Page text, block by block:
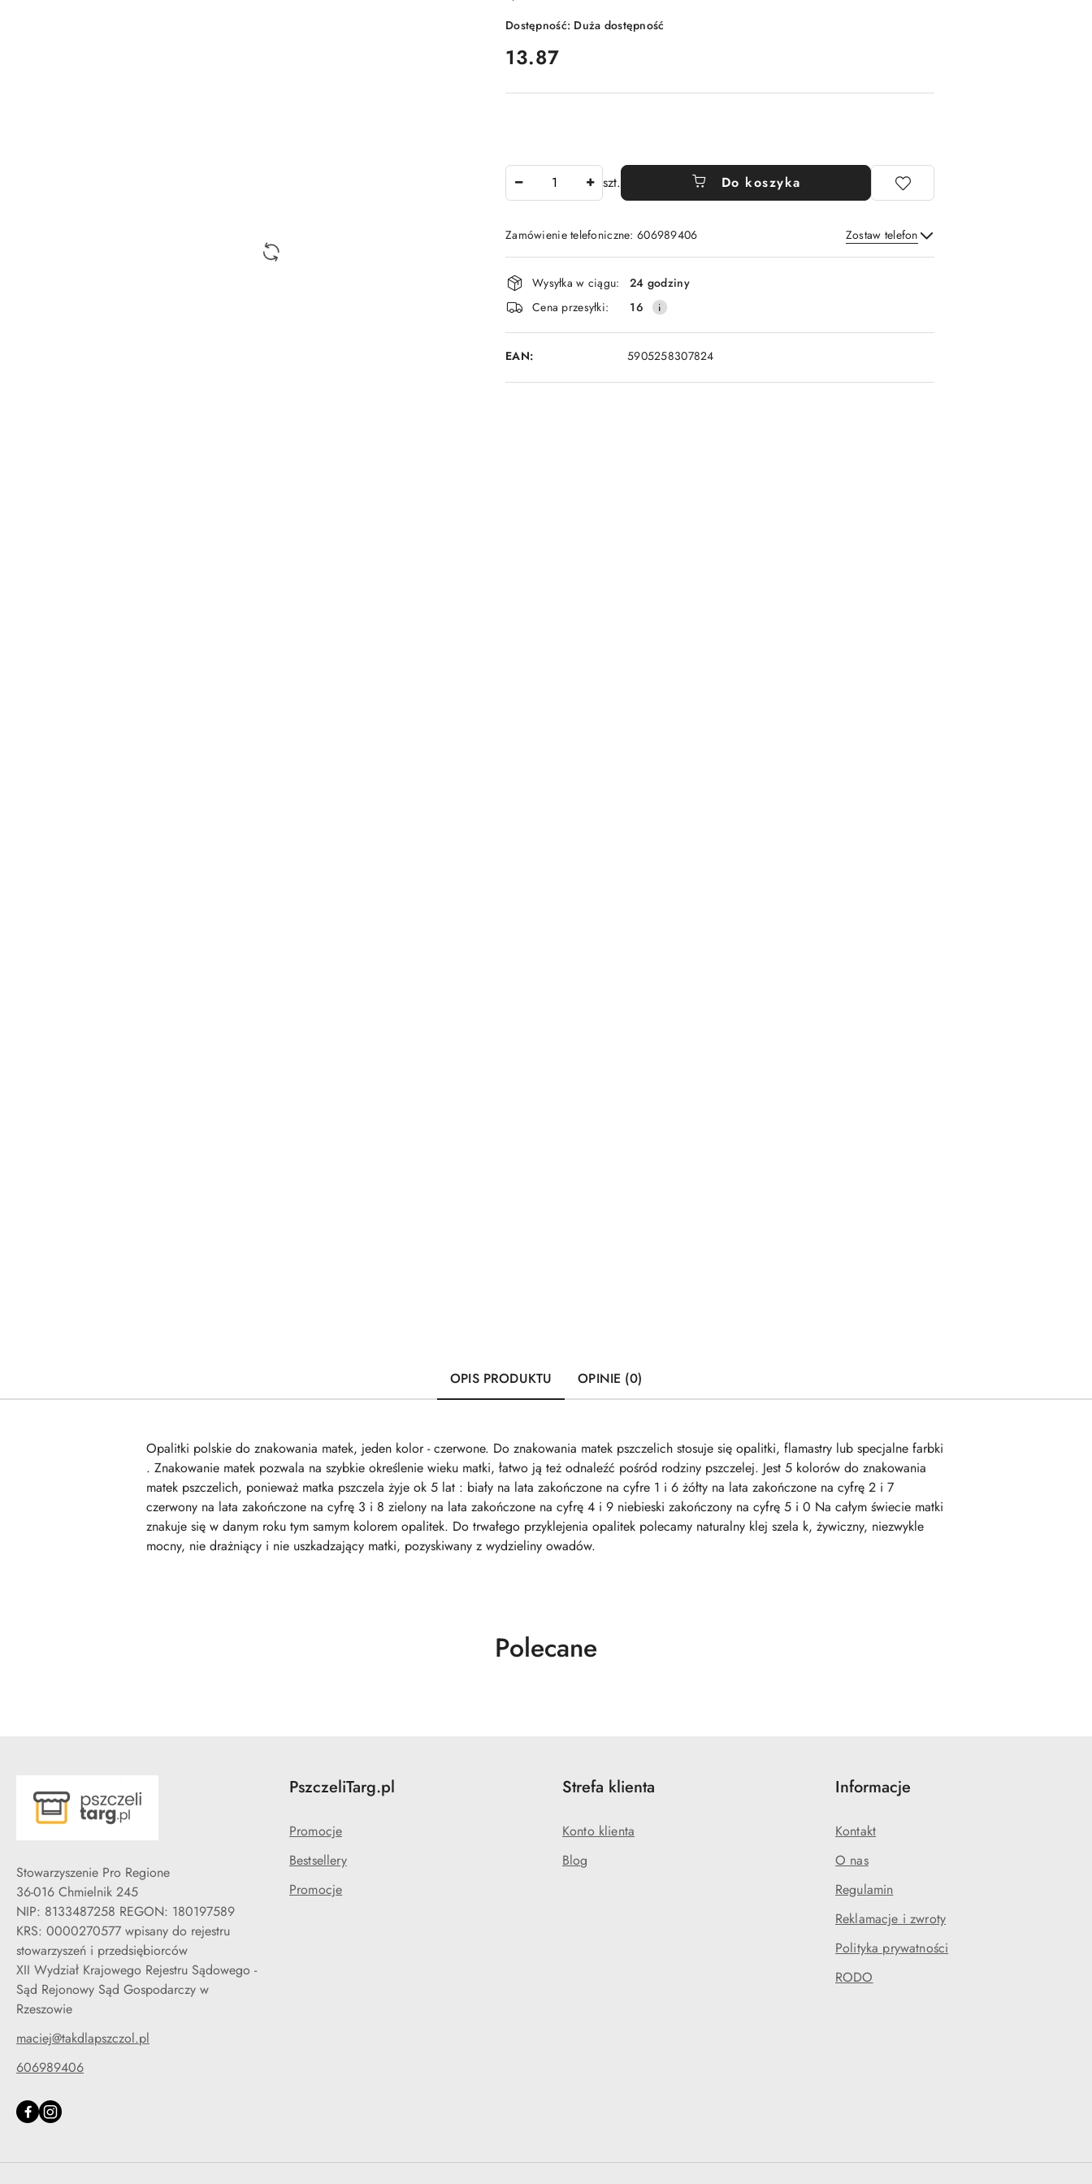
Dostępność: Duża dostępność
cena:
13.87
szt. Do koszyka
Zamówienie telefoniczne: 606989406 Zostaw telefon
Wyślij
Dostępność
i
dostawa
Wysyłka w ciągu:
24 godziny
Cena przesyłki:
16
EAN: 5905258307824
OPIS PRODUKTU OPINIE (0)
Opalitki polskie do znakowania matek, jeden kolor - czerwone. Do znakowania matek pszczelich stosuje się opalitki, flamastry lub specjalne farbki
. Znakowanie matek pozwala na szybkie określenie wieku matki, łatwo ją też odnaleźć pośród rodziny pszczelej. Jest 5 kolorów do znakowania
matek pszczelich, ponieważ matka pszczela żyje ok 5 lat : biały na lata zakończone na cyfre 1 i 6 żółty na lata zakończone na cyfrę 2 i 7
czerwony na lata zakończone na cyfrę 3 i 8 zielony na lata zakończone na cyfrę 4 i 9 niebieski zakończony na cyfrę 5 i 0 Na całym świecie matki
znakuje się w danym roku tym samym kolorem opalitek. Do trwałego przyklejenia opalitek polecamy naturalny klej szela k, żywiczny, niezwykle
mocny, nie drażniący i nie uszkadzający matki, pozyskiwany z wydzieliny owadów.
Produkty
Polecane
Stowarzyszenie Pro Regione
36-016 Chmielnik 245
NIP: 8133487258 REGON: 180197589
KRS: 0000270577 wpisany do rejestru
stowarzyszeń i przedsiębiorców
XII Wydział Krajowego Rejestru Sądowego -
Sąd Rejonowy Sąd Gospodarczy w
Rzeszowie
maciej@takdlapszczol.pl
606989406
PszczeliTarg.pl
Promocje
Bestsellery
Promocje
Strefa klienta
Konto klienta
Blog
Informacje
Kontakt
O nas
Regulamin
Reklamacje i zwroty
Polityka prywatności
RODO